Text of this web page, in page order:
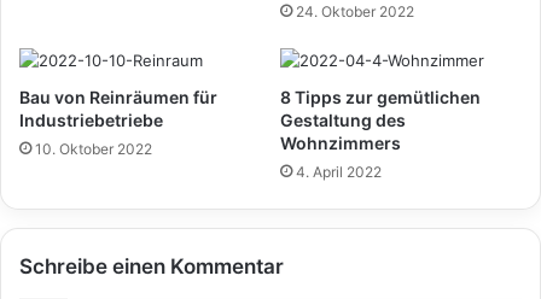
24. Oktober 2022
Bau von Reinräumen für
Industriebetriebe
10. Oktober 2022
8 Tipps zur gemütlichen
Gestaltung des
Wohnzimmers
4. April 2022
Schreibe einen Kommentar